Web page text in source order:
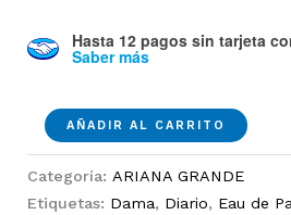
Hasta 12 pagos sin tarjeta
Saber más
Sweet
Like
Candy
EDP
AÑADIR AL CARRITO
Categoría: ARIANA GRANDE
Etiquetas: Dama, Diario, Eau de